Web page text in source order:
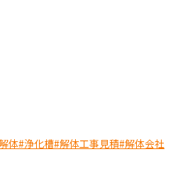
体#浄化槽#解体工事見積#解体会社